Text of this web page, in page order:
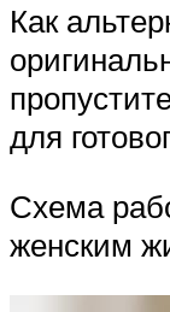
Как
для
Схема
женским